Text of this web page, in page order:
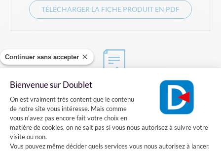
Continuer sans accepter
Bienvenue sur Doublet
Plateforme de Gestion du
On est vraiment très content que le contenu
de notre site vous intéresse. Mais comme
vous n'avez pas encore fait votre choix en
matière de cookies, on ne sait pas si vous nous autorisez à suivre votre
visite ou non.
Vous pouvez même décider quels services vous nous autorisez à lancer.
TÉLÉCHARGER LA FICHE PRODUIT EN PDF
Demander un devis
sur ce produit
Description complète